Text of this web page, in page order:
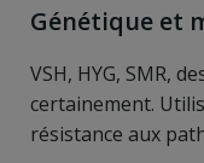
Génétique et
VSH, HYG, SMR,
certainement.
résistance aux